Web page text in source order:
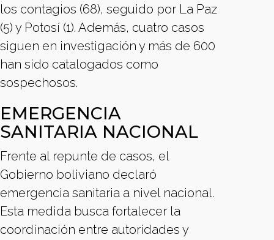
los contagios (68), seguido por La Paz
(5) y Potosí (1). Además, cuatro casos
siguen en investigación y más de 600
han sido catalogados como
sospechosos.
EMERGENCIA
SANITARIA NACIONAL
Frente al repunte de casos, el
Gobierno boliviano declaró
emergencia sanitaria a nivel nacional.
Esta medida busca fortalecer la
coordinación entre autoridades y